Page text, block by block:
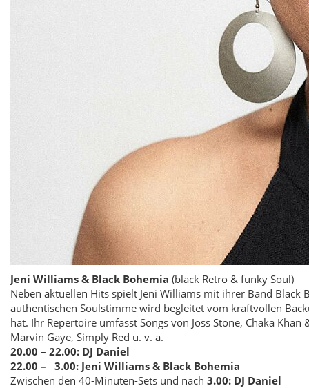
Jeni Williams & Black Bohemia (black Retro & funky Soul)
Neben aktuellen Hits spielt Jeni Williams mit ihrer Band
authentischen Soulstimme wird begleitet vom kraftvollen
hat. Ihr Repertoire umfasst Songs von Joss Stone, Chaka
Marvin Gaye, Simply Red u. v. a.
20.00 – 22.00: DJ Daniel
22.00 – 3.00: Jeni Williams & Black Bohemia
Zwischen den 40-Minuten-Sets und nach 3.00: DJ Daniel